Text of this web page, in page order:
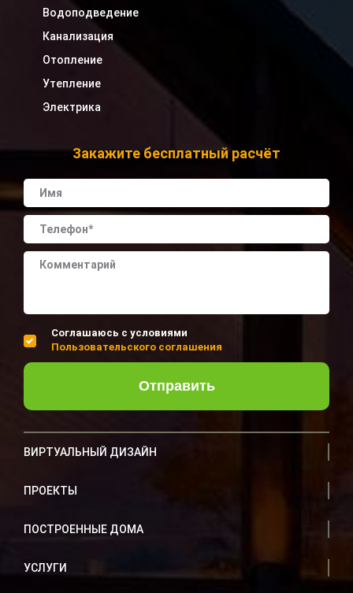
Водоподведение
Канализация
Отопление
Утепление
Электрика
Закажите бесплатный расчёт
Соглашаюсь с условиями
Пользовательского соглашения
Отправить
ВИРТУАЛЬНЫЙ ДИЗАЙН
ПРОЕКТЫ
ПОСТРОЕННЫЕ ДОМА
УСЛУГИ